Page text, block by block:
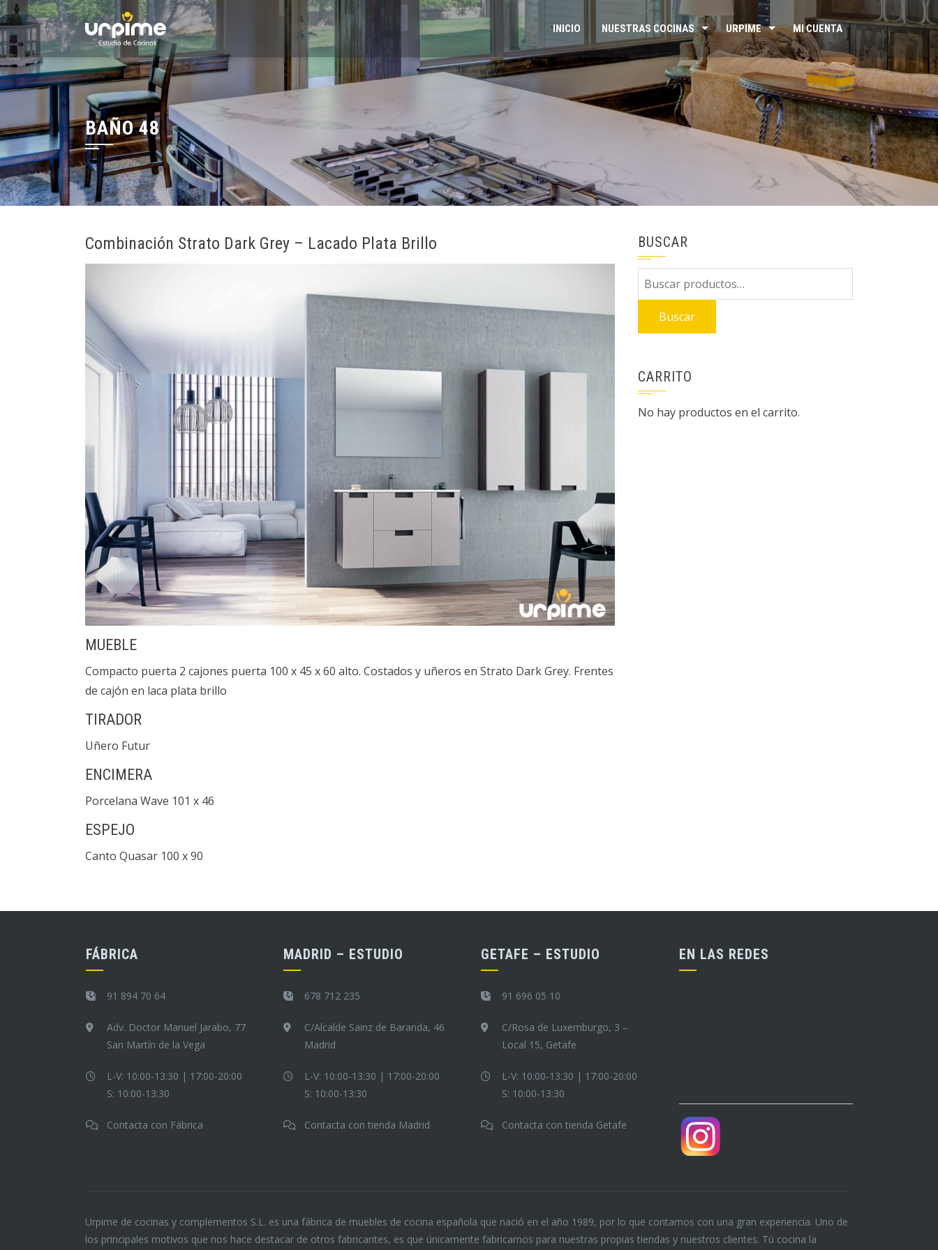
Saltar
al
contenido
INICIO NUESTRAS COCINAS URPIME MI CUENTA
BAÑO 48
Combinación Strato Dark Grey – Lacado Plata Brillo
MUEBLE
Compacto puerta 2 cajones puerta 100 x 45 x 60 alto. Costados y uñeros en Strato Dark Grey. Frentes
de cajón en laca plata brillo
TIRADOR
Uñero Futur
ENCIMERA
Porcelana Wave 101 x 46
ESPEJO
Canto Quasar 100 x 90
BUSCAR
Buscar
por:
Buscar
CARRITO
No hay productos en el carrito.
FÁBRICA
91 894 70 64
Adv. Doctor Manuel Jarabo, 77
San Martín de la Vega
L-V: 10:00-13:30 | 17:00-20:00
S: 10:00-13:30
Contacta con Fábrica
MADRID – ESTUDIO
678 712 235
C/Alcalde Sainz de Baranda, 46
Madrid
L-V: 10:00-13:30 | 17:00-20:00
S: 10:00-13:30
Contacta con tienda Madrid
GETAFE – ESTUDIO
91 696 05 10
C/Rosa de Luxemburgo, 3 –
Local 15, Getafe
L-V: 10:00-13:30 | 17:00-20:00
S: 10:00-13:30
Contacta con tienda Getafe
EN LAS REDES
Urpime de cocinas y complementos S.L. es una fábrica de muebles de cocina española que nació en el año 1989, por lo que contamos con una gran experiencia. Uno de
los principales motivos que nos hace destacar de otros fabricantes, es que únicamente fabricamos para nuestras propias tiendas y nuestros clientes. Tú cocina la